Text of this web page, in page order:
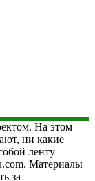
На этом
ни какие
ленту
Материалы
за